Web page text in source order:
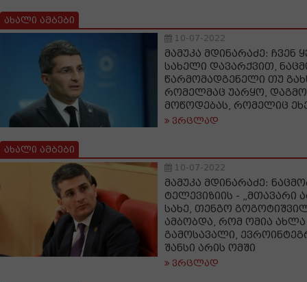
ახალი ამბები
10-07-2022
მამუკა მდინარაძე: ჩვენ
სახელი დავარქვით,
წარმომადგენელი თუ
რომელმაც უარყო, დაგმო,
მოწოდებას, რომელიც
ვრცლად
ახალი ამბები
10-07-2022
მამუკა მდინარაძე:
ტელევიზიის - „მთავარი
სახე, თენგო
ამბობდა, რომ ომია
გამოსავალი,
შანსი არის ომში
ვრცლად